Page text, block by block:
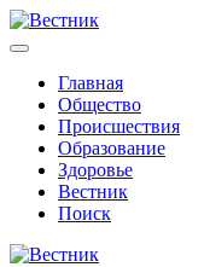
Главная
Общество
Происшествия
Образование
Здоровье
Вестник
Поиск